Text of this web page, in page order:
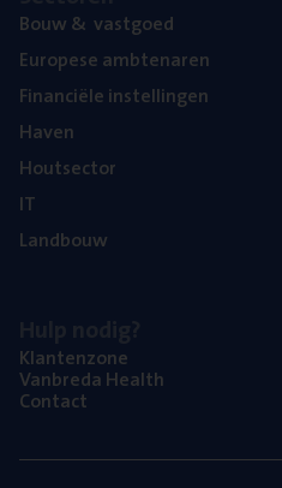
Bouw& vastgoed
Euro­pe­se ambtenaren
Finan­ci­ë­le instellingen
Haven
Hout­sec­tor
IT
Land­bouw
Klan­ten­zo­ne
Van­b­re­da Health
Con­tact